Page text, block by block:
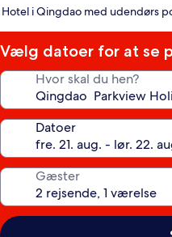
stjernet
Hotel i Qingdao med udendørs
Vælg datoer for at se
Hvor skal du hen?
Datoer
Gæster